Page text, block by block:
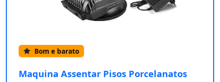
Bom e barato
Maquina Assentar Pisos Porcelanatos